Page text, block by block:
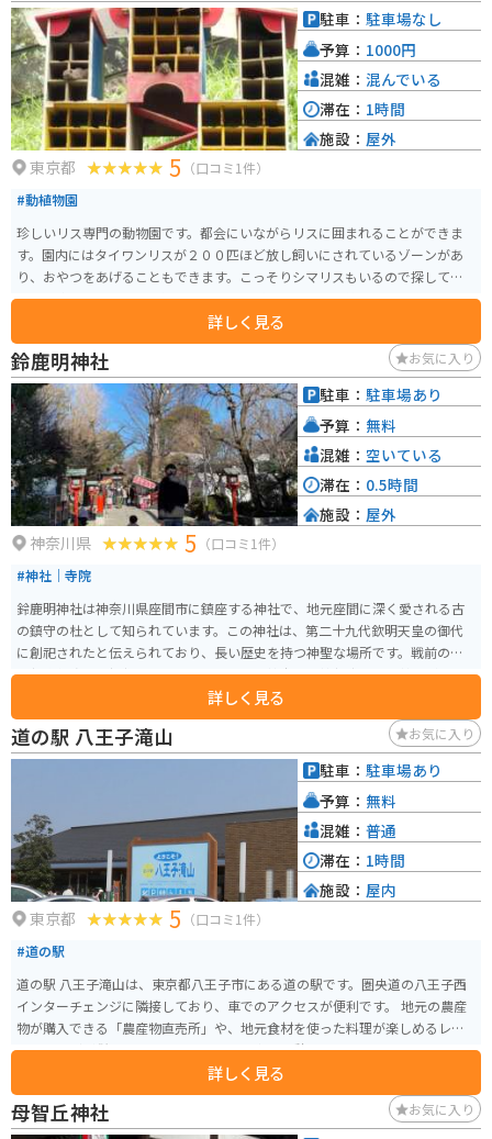
0時から午後5時までで、入館は午後4時30分までです。入館料は1500円と少
し高めですが、その価値を十分に感じられる内容となっています。
東京都 5 （口コミ1件）
#動植物園
珍しいリス専門の動物園です。都会にいながらリスに囲まれることができま
す。園内にはタイワンリスが２００匹ほど放し飼いにされているゾーンがあ
り、おやつをあげることもできます。こっそりシマリスもいるので探してみ
るのも楽しいです。リス以外にも、うさぎやモルモット等もいます。
詳しく見る
駐車： 駐車場なし
予算： 1000円
混雑： 混んでいる
滞在： 1時間
施設： 屋外
鈴鹿明神社 お気に入り
神奈川県 5 （口コミ1件）
#神社｜寺院
鈴鹿明神社は神奈川県座間市に鎮座する神社で、地元座間に深く愛される古
の鎮守の杜として知られています。この神社は、第二十九代欽明天皇の御代
に創祀されたと伝えられており、長い歴史を持つ神聖な場所です。戦前の近
代社格制度では郷社に列しており、現在は神奈川県神社庁による献幣が行わ
海上を渡御していた際、にわかの暴風に襲われ漂流し、最終的に現在の地に
流れ着いたことから創祀されたとされています。この物語は、神社の起源と
その神聖さを象徴しています。 神社の周辺には、縄文時代後期の平地式住居
址や斎藤昌三の句碑など、歴史的な価値を持つスポットもあり、観光情報も
詳しく見る
駐車： 駐車場あり
予算： 無料
混雑： 空いている
滞在： 0.5時間
施設： 屋外
道の駅 八王子滝山 お気に入り
東京都 5 （口コミ1件）
#道の駅
道の駅 八王子滝山は、東京都八王子市にある道の駅です。圏央道の八王子西
インターチェンジに隣接しており、車でのアクセスが便利です。 地元の農産
物が購入できる「農産物直売所」や、地元食材を使った料理が楽しめるレス
トランなどが併設されており、ドライブ中の休憩に最適なスポットです。 特
に、地元八王子産の新鮮な野菜は人気が高く、旬の野菜を目当てに訪れる人
も多くいます。レストランでは、八王子ラーメンや、地元産の野菜を使った
料理などが人気です。 バイクで訪れる場合、駐車場も広く停めやすいので安
詳しく見る
駐車： 駐車場あり
予算： 無料
混雑： 普通
滞在： 1時間
施設： 屋内
母智丘神社 お気に入り